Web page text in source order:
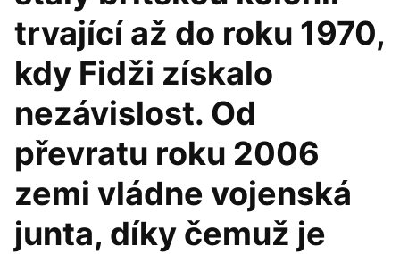
trvající až do roku 1970,
kdy Fidži získalo
nezávislost. Od
převratu roku 2006
zemi vládne vojenská
junta, díky čemuž je